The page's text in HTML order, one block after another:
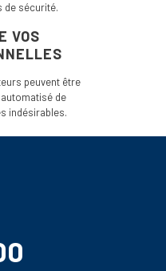
de sécurité.
VOS
peuvent être
automatisé de
indésirables.